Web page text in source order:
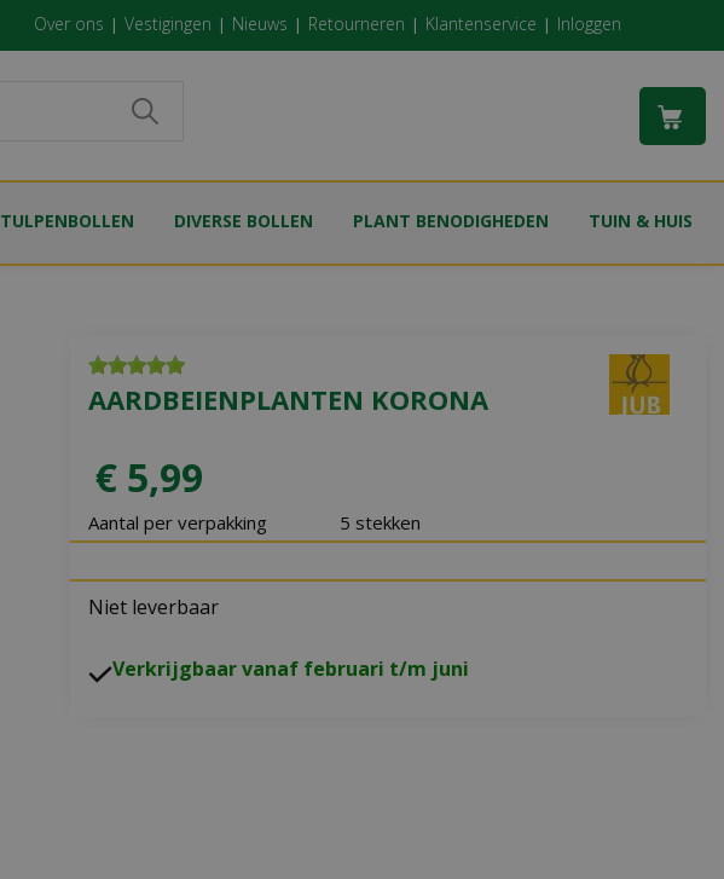
Over ons Vestigingen Nieuws Retourneren Klantenservice Inloggen
TULPENBOLLEN DIVERSE BOLLEN PLANT BENODIGHEDEN TUIN & HUIS
AARDBEIENPLANTEN KORONA
€ 5,99
Aantal per verpakking 5 stekken
Niet leverbaar
Verkrijgbaar vanaf februari t/m juni